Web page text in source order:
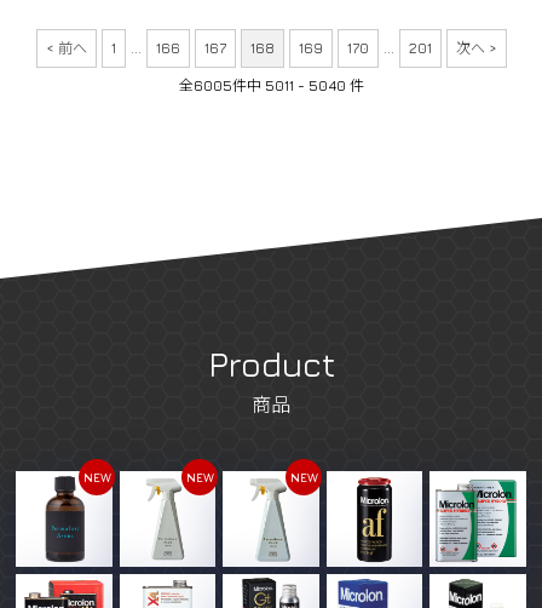
< 前へ 1 166 167 168 169 170 201 次へ >
全6005件中 5011 - 5040 件
Product
商品